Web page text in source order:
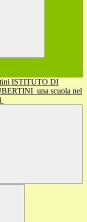
ISTITUTO DI
una scuola nel